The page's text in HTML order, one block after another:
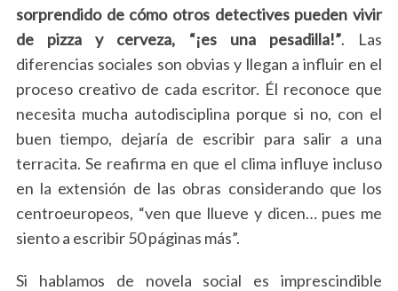
sorprendido de cómo otros detectives pueden vivir
de pizza y cerveza, “¡es una pesadilla!”. Las
diferencias sociales son obvias y llegan a influir en el
proceso creativo de cada escritor. Él reconoce que
necesita mucha autodisciplina porque si no, con el
buen tiempo, dejaría de escribir para salir a una
terracita. Se reafirma en que el clima influye incluso
en la extensión de las obras considerando que los
centroeuropeos, “ven que llueve y dicen… pues me
siento a escribir 50 páginas más”.
Si hablamos de novela social es imprescindible